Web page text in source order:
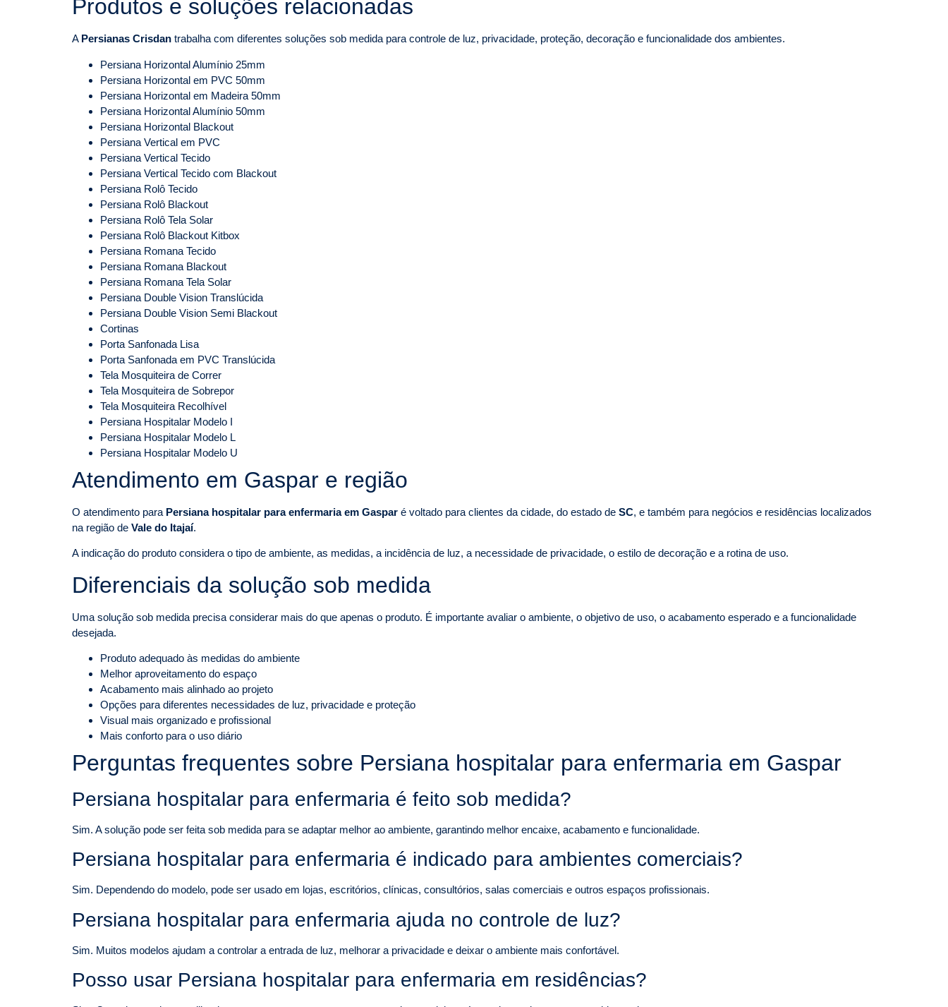
Produtos e soluções relacionadas
A Persianas Crisdan trabalha com diferentes soluções sob medida para controle de luz, privacidade, proteção, decoração e funcionalidade dos ambientes.
Persiana Horizontal Alumínio 25mm
Persiana Horizontal em PVC 50mm
Persiana Horizontal em Madeira 50mm
Persiana Horizontal Alumínio 50mm
Persiana Horizontal Blackout
Persiana Vertical em PVC
Persiana Vertical Tecido
Persiana Vertical Tecido com Blackout
Persiana Rolô Tecido
Persiana Rolô Blackout
Persiana Rolô Tela Solar
Persiana Rolô Blackout Kitbox
Persiana Romana Tecido
Persiana Romana Blackout
Persiana Romana Tela Solar
Persiana Double Vision Translúcida
Persiana Double Vision Semi Blackout
Cortinas
Porta Sanfonada Lisa
Porta Sanfonada em PVC Translúcida
Tela Mosquiteira de Correr
Tela Mosquiteira de Sobrepor
Tela Mosquiteira Recolhível
Persiana Hospitalar Modelo I
Persiana Hospitalar Modelo L
Persiana Hospitalar Modelo U
Atendimento em Gaspar e região
O atendimento para Persiana hospitalar para enfermaria em Gaspar é voltado para clientes da cidade, do estado de SC, e também para negócios e residências localizados
na região de Vale do Itajaí.
A indicação do produto considera o tipo de ambiente, as medidas, a incidência de luz, a necessidade de privacidade, o estilo de decoração e a rotina de uso.
Diferenciais da solução sob medida
Uma solução sob medida precisa considerar mais do que apenas o produto. É importante avaliar o ambiente, o objetivo de uso, o acabamento esperado e a funcionalidade
desejada.
Produto adequado às medidas do ambiente
Melhor aproveitamento do espaço
Acabamento mais alinhado ao projeto
Opções para diferentes necessidades de luz, privacidade e proteção
Visual mais organizado e profissional
Mais conforto para o uso diário
Perguntas frequentes sobre Persiana hospitalar para enfermaria em Gaspar
Persiana hospitalar para enfermaria é feito sob medida?
Sim. A solução pode ser feita sob medida para se adaptar melhor ao ambiente, garantindo melhor encaixe, acabamento e funcionalidade.
Persiana hospitalar para enfermaria é indicado para ambientes comerciais?
Sim. Dependendo do modelo, pode ser usado em lojas, escritórios, clínicas, consultórios, salas comerciais e outros espaços profissionais.
Persiana hospitalar para enfermaria ajuda no controle de luz?
Sim. Muitos modelos ajudam a controlar a entrada de luz, melhorar a privacidade e deixar o ambiente mais confortável.
Posso usar Persiana hospitalar para enfermaria em residências?